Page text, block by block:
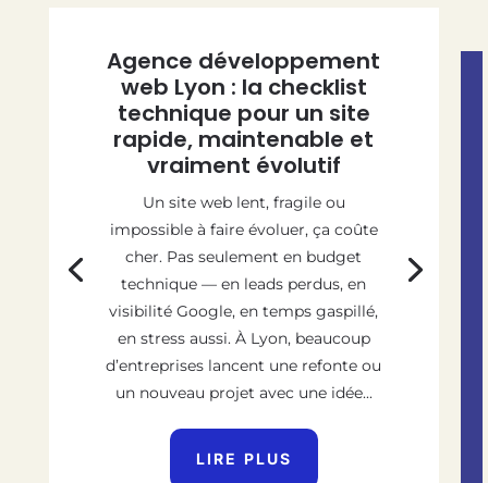
Agence développement
web Lyon : la checklist
technique pour un site
rapide, maintenable et
vraiment évolutif
Un site web lent, fragile ou
impossible à faire évoluer, ça coûte
cher. Pas seulement en budget
technique — en leads perdus, en
visibilité Google, en temps gaspillé,
en stress aussi. À Lyon, beaucoup
d’entreprises lancent une refonte ou
un nouveau projet avec une idée...
LIRE PLUS